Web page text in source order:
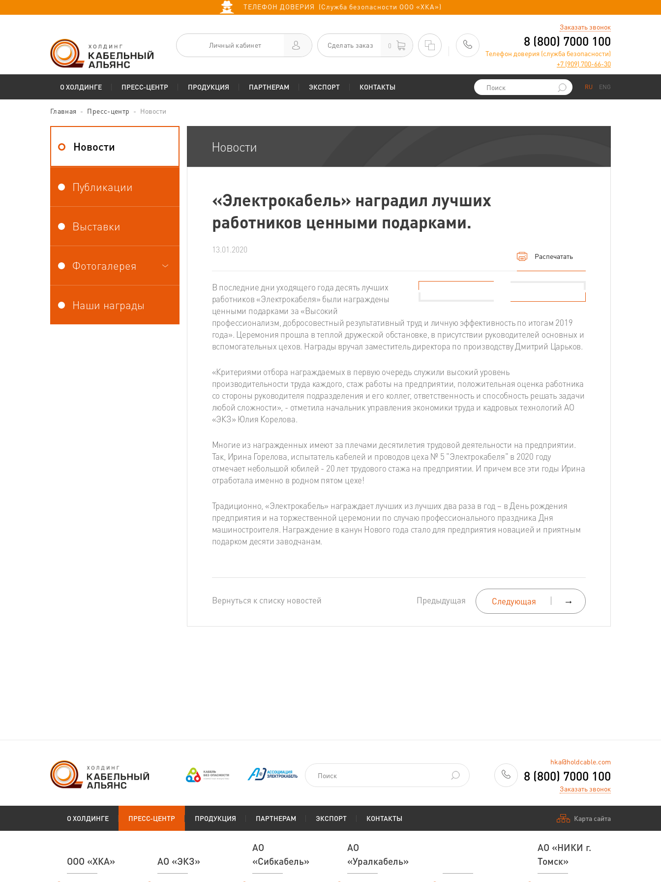
ТЕЛЕФОН ДОВЕРИЯ (Служба безопасности ООО «ХКА»)
Личный кабинет Сделать заказ 0
Заказать звонок
8 (800) 7000 100
Телефон доверия (служба безопасности)
+7 (909) 700-66-30
О ХОЛДИНГЕ ПРЕСС-ЦЕНТР ПРОДУКЦИЯ ПАРТНЕРАМ ЭКСПОРТ КОНТАКТЫ RU ENG
Главная Пресс-центр Новости
Новости
Публикации
Выставки
Фотогалерея
Наши награды
Новости
«Электрокабель» наградил лучших
работников ценными подарками.
13.01.2020
Распечатать
В последние дни уходящего года десять лучших
работников «Электрокабеля» были награждены
ценными подарками за «Высокий
профессионализм, добросовестный результативный труд и личную эффективность по итогам 2019
года». Церемония прошла в теплой дружеской обстановке, в присутствии руководителей основных и
вспомогательных цехов. Награды вручал заместитель директора по производству Дмитрий Царьков.
«Критериями отбора награждаемых в первую очередь служили высокий уровень
производительности труда каждого, стаж работы на предприятии, положительная оценка работника
со стороны руководителя подразделения и его коллег, ответственность и способность решать задачи
любой сложности», - отметила начальник управления экономики труда и кадровых технологий АО
«ЭКЗ» Юлия Корелова.
Многие из награжденных имеют за плечами десятилетия трудовой деятельности на предприятии.
Так, Ирина Горелова, испытатель кабелей и проводов цеха № 5 "Электрокабеля" в 2020 году
отмечает небольшой юбилей - 20 лет трудового стажа на предприятии. И причем все эти годы Ирина
отработала именно в родном пятом цехе!
Традиционно, «Электрокабель» награждает лучших из лучших два раза в год – в День рождения
предприятия и на торжественной церемонии по случаю профессионального праздника Дня
машиностроителя. Награждение в канун Нового года стало для предприятия новацией и приятным
подарком десяти заводчанам.
Следующая →
Предыдущая
Вернуться к списку новостей
hka@holdcable.com
8 (800) 7000 100
Заказать звонок
О ХОЛДИНГЕ ПРЕСС-ЦЕНТР ПРОДУКЦИЯ ПАРТНЕРАМ ЭКСПОРТ КОНТАКТЫ Карта сайта
ООО «ХКА» АО «ЭКЗ»
АО
«Сибкабель»
АО
«Уралкабель»
АО «НИКИ г.
Томск»